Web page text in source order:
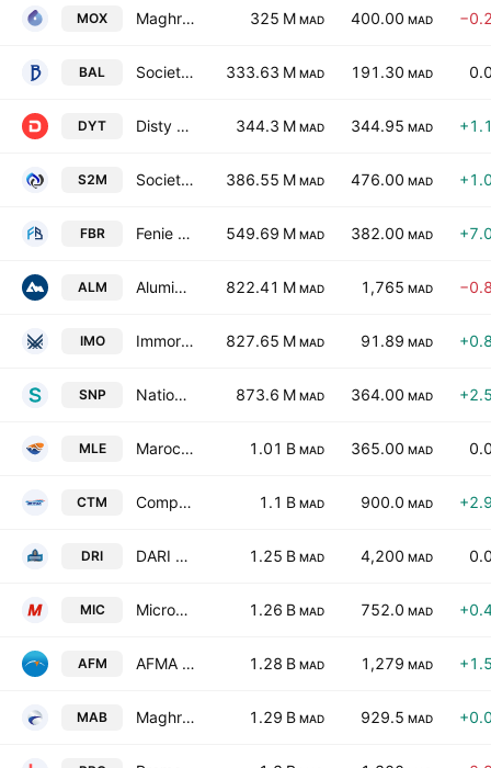
MOX Maghreb Oxygene SA 325 M MAD 400.00 MAD
BAL Societe Immobiliere Balima SA 333.63 M MAD 191.30 MAD
DYT Disty Technologies SA 344.3 M MAD 344.95 MAD
S2M Societe Maghrebine de Monetique SA 386.55 M MAD 476.00 MAD
FBR Fenie Brossette (Ste) SA 549.69 M MAD 382.00 MAD
ALM Aluminium du Maroc 822.41 M MAD 1,765 MAD
IMO Immorente Invest SA 827.65 M MAD 91.89 MAD
SNP Nationale d'Electrolyse et de Petrochimie (Ste) SA 873.6 M MAD 364.00 MAD
MLE Maroc Leasing SA 1.01 B MAD 365.00 MAD
CTM Compagnie de Transport au Maroc SA 1.1 B MAD 900.0 MAD
DRI DARI Couspate S.A. Class A 1.25 B MAD 4,200 MAD
MIC Microdata SA 1.26 B MAD 752.0 MAD
AFM AFMA SA 1.28 B MAD 1,279 MAD
MAB Maghrebail SA 1.29 B MAD 929.5 MAD